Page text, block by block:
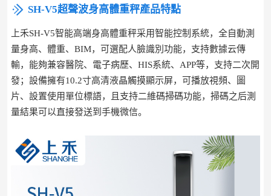
SH-V5超聲波身高體重秤產品特點
上禾SH-V5智能高端身高體重秤采用智能控制系統，全自動測
量身高、體重、BIM，可選配人臉識別功能，支持數據云傳
輸，能夠兼容醫院、電子病歷、HIS系統、APP等，支持二次開
發；設備擁有10.2寸高清液晶觸摸顯示屏，可播放視頻、圖
片、設置使用單位標語，且支持二維碼掃碼功能，掃碼之后測
量結果可以直接發送到手機微信。